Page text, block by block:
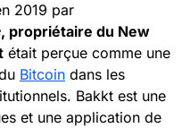
2019 par
, propriétaire du New
était perçue comme une
Bitcoin dans les
Bakkt est une
et une application de